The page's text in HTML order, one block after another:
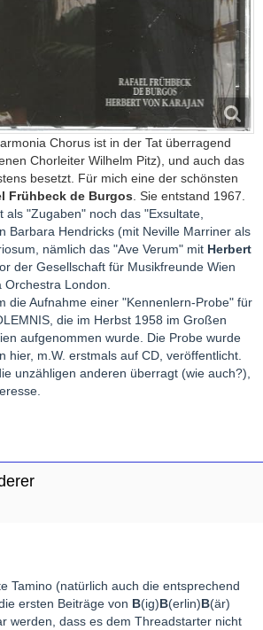
Chorus ist in der Tat überragend
Chorleiter Wilhelm Pitz), und auch das
besetzt. Für mich eine der schönsten
Frühbeck de Burgos . Sie entstand 1967.
als "Zugaben" noch das "Exsultate,
Barbara Hendricks (mit Neville Marriner als
nämlich das "Ave Verum" mit Herbert
der Gesellschaft für Musikfreunde Wien
London.
die Aufnahme einer "Kennenlern-Probe" für
die im Herbst 1958 im Großen
aufgenommen wurde. Die Probe wurde
hier, m.W. erstmals auf CD, veröffentlicht.
unzähligen anderen überragt (wie auch?),
Tamino (natürlich auch die entsprechend
ersten Beiträge von B(ig)B(erlin)B(är)
werden, dass es dem Threadstarter nicht